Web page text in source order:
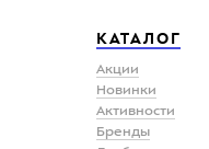
КАТАЛОГ
Акции
Новинки
Активности
Бренды